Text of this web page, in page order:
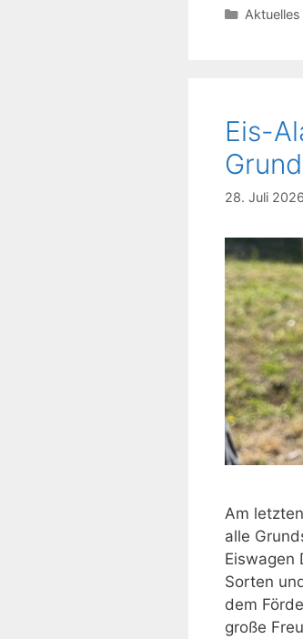
Kategorien
Aktuelles
Eis-
28. Juli 2026
Am
alle
Eiswagen
Sorten
dem
große